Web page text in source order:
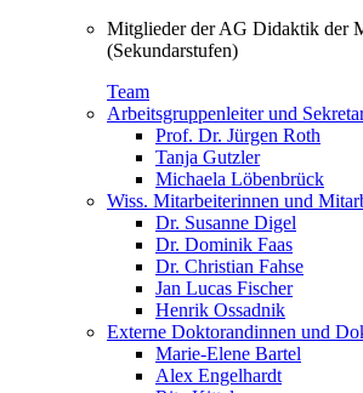
Mitglieder der AG Didaktik der
(Sekundarstufen)
Team
Arbeitsgruppenleiter und
Prof. Dr. Jürgen Roth
Tanja Gutzler
Michaela Löbenbrück
Wiss. Mitarbeiterinnen und
Dr. Susanne Digel
Dr. Dominik Faas
Dr. Christian Fahse
Jan Lucas Fischer
Henrik Ossadnik
Externe Doktorandinnen und
Marie-Elene Bartel
Alex Engelhardt